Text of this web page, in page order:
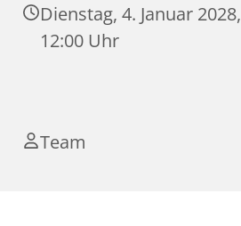
Dienstag, 4. Januar 2028,
12:00 Uhr
Team